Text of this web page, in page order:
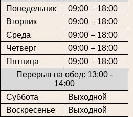
Понедельник
09:00 – 18:00
Вторник
09:00 – 18:00
Среда
09:00 – 18:00
Четверг
09:00 – 18:00
Пятница
09:00 – 18:00
Перерыв на обед: 13:00 -
14:00
Суббота
Выходной
Воскресенье
Выходной